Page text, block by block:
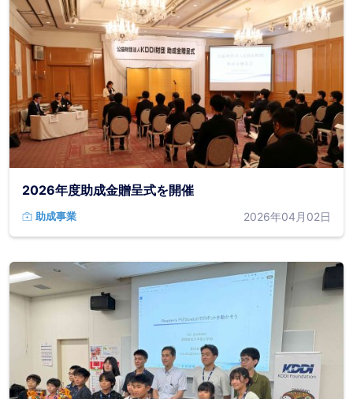
2026年度助成金贈呈式を開催
助成事業 2026年04月02日